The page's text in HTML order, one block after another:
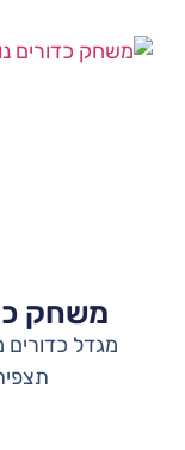
משחק
מגדל